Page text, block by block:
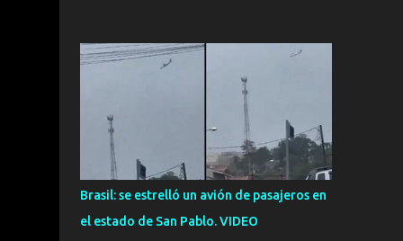
querido. Parece que simplemente te has
quedado dormido, pero estás muerto, con los
huesos de las piernas rotos. Esta no es una
historia de monstruos de película. Esta es la
historia real de Sarah y Andrew. Es la
historia de cómo un viaje de tres días al
desierto se convirtió en un misterio de ocho
años, cuya respuesta resultó ser más
aterradora de lo que nadie podría haber
Brasil: se estrelló un avión de pasajeros en
el estado de San Pablo. VIDEO